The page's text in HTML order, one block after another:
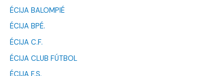
ÉCIJA BALOMPIÉ
ÉCIJA BPÉ.
ÉCIJA C.F.
ÉCIJA CLUB FÚTBOL